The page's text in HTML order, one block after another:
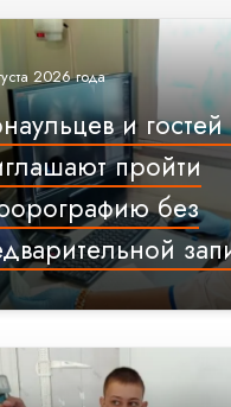
2026 года
и
пройти
без